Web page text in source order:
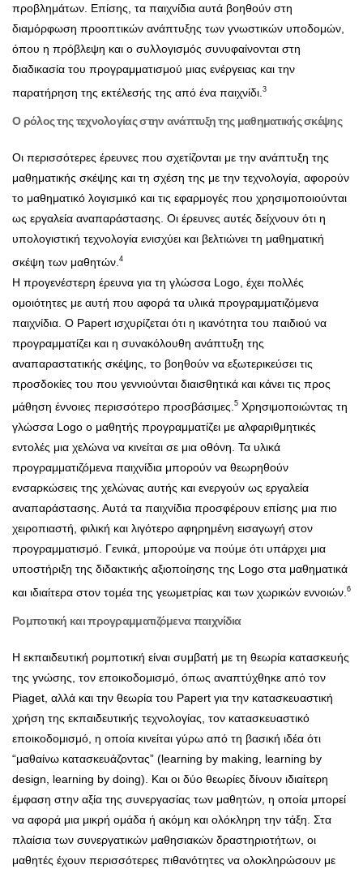
προβλημάτων. Επίσης, τα παιχνίδια αυτά βοηθούν στη
διαμόρφωση προοπτικών ανάπτυξης των γνωστικών υποδομών,
όπου η πρόβλεψη και ο συλλογισμός συνυφαίνονται στη
διαδικασία του προγραμματισμού μιας ενέργειας και την
παρατήρηση της εκτέλεσής της από ένα παιχνίδι. 3
Ο ρόλος της τεχνολογίας στην ανάπτυξη της μαθηματικής σκέψης
Οι περισσότερες έρευνες που σχετίζονται με την ανάπτυξη της
μαθηματικής σκέψης και τη σχέση της με την τεχνολογία, αφορούν
το μαθηματικό λογισμικό και τις εφαρμογές που χρησιμοποιούνται
ως εργαλεία αναπαράστασης. Οι έρευνες αυτές δείχνουν ότι η
υπολογιστική τεχνολογία ενισχύει και βελτιώνει τη μαθηματική
σκέψη των μαθητών. 4
Η προγενέστερη έρευνα για τη γλώσσα Logo, έχει πολλές
ομοιότητες με αυτή που αφορά τα υλικά προγραμματιζόμενα
παιχνίδια. Ο Papert ισχυρίζεται ότι η ικανότητα του παιδιού να
προγραμματίζει και η συνακόλουθη ανάπτυξη της
αναπαραστατικής σκέψης, το βοηθούν να εξωτερικεύσει τις
προσδοκίες του που γεννιούνται διαισθητικά και κάνει τις προς
μάθηση έννοιες περισσότερο προσβάσιμες.5 Χρησιμοποιώντας τη
γλώσσα Logo ο μαθητής προγραμματίζει με αλφαριθμητικές
εντολές μια χελώνα να κινείται σε μια οθόνη. Τα υλικά
προγραμματιζόμενα παιχνίδια μπορούν να θεωρηθούν
ενσαρκώσεις της χελώνας αυτής και ενεργούν ως εργαλεία
αναπαράστασης. Αυτά τα παιχνίδια προσφέρουν επίσης μια πιο
χειροπιαστή, φιλική και λιγότερο αφηρημένη εισαγωγή στον
προγραμματισμό. Γενικά, μπορούμε να πούμε ότι υπάρχει μια
υποστήριξη της διδακτικής αξιοποίησης της Logo στα μαθηματικά
και ιδιαίτερα στον τομέα της γεωμετρίας και των χωρικών εννοιών. 6
Ρομποτική και προγραμματιζόμενα παιχνίδια
Η εκπαιδευτική ρομποτική είναι συμβατή με τη θεωρία κατασκευής
της γνώσης, τον εποικοδομισμό, όπως αναπτύχθηκε από τον
Piaget, αλλά και την θεωρία του Papert για την κατασκευαστική
χρήση της εκπαιδευτικής τεχνολογίας, τον κατασκευαστικό
εποικοδομισμό, η οποία κινείται γύρω από τη βασική ιδέα ότι
“μαθαίνω κατασκευάζοντας” (learning by making, learning by
design, learning by doing). Και οι δύο θεωρίες δίνουν ιδιαίτερη
έμφαση στην αξία της συνεργασίας των μαθητών, η οποία μπορεί
να αφορά μια μικρή ομάδα ή ακόμη και ολόκληρη την τάξη. Στα
πλαίσια των συνεργατικών μαθησιακών δραστηριοτήτων, οι
μαθητές έχουν περισσότερες πιθανότητες να ολοκληρώσουν με